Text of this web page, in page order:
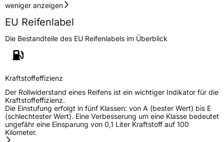
weniger anzeigen
EU Reifenlabel
Die Bestandteile des EU Reifenlabels im Überblick
Kraftstoffeffizienz
Der Rollwiderstand eines Reifens ist ein wichtiger Indikator für die
Kraftstoffeffizienz.
Die Einstufung erfolgt in fünf Klassen: von A (bester Wert) bis E
(schlechtester Wert). Eine Verbesserung um eine Klasse bedeutet
ungefähr eine Einsparung von 0,1 Liter Kraftstoff auf 100
Kilometer.